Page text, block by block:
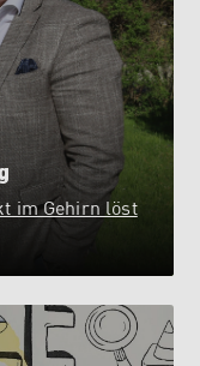
im Gehirn löst